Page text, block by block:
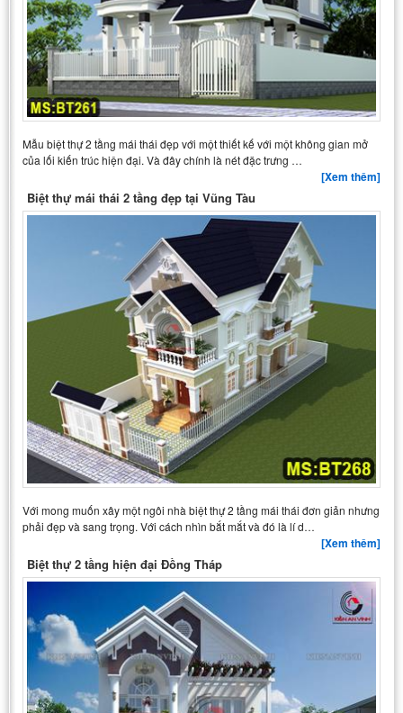
Mẫu biệt thự 2 tầng mái thái đẹp với một thiết kế với một không gian mở
của lối kiến trúc hiện đại. Và đây chính là nét đặc trưng …
[Xem thêm]
Biệt thự mái thái 2 tầng đẹp tại Vũng Tàu
Với mong muốn xây một ngôi nhà biệt thự 2 tầng mái thái đơn giản nhưng
phải đẹp và sang trọng. Với cách nhìn bắt mắt và đó là lí d…
[Xem thêm]
Biệt thự 2 tầng hiện đại Đồng Tháp